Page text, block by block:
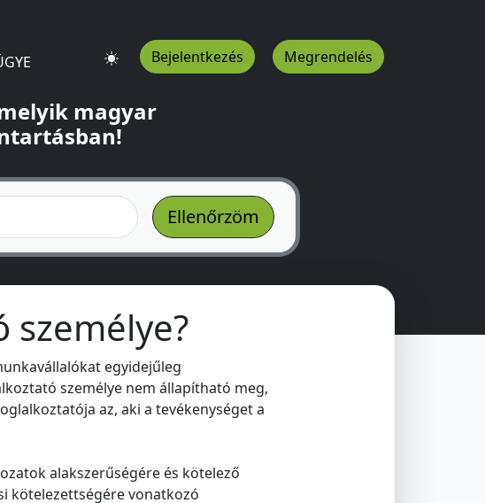
Bejelentkezés Megrendelés
magyar
személye?
egyidejűleg
személye nem állapítható meg,
az, aki a tevékenységet a
alakszerűségére és kötelező
kötelezettségére vonatkozó